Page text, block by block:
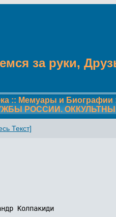
за руки,
:: Мемуары и Биографии
РОССИИ.
Текст]
Колпакиди